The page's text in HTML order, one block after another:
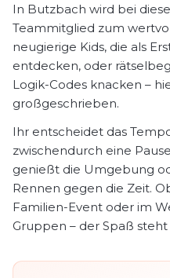
In Butzbach wird bei
Teammitglied zum
neugierige Kids, die als
entdecken, oder
Logik-Codes knacken –
großgeschrieben.
Ihr entscheidet das
zwischendurch eine
genießt die Umgebung
Rennen gegen die Zeit.
Familien-Event oder im
Gruppen – der Spaß